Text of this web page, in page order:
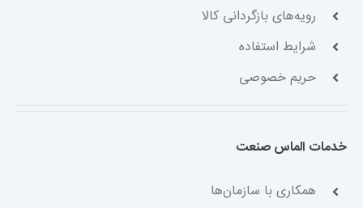
خدمات الماس صنعت
همکاری با سازمان‌ها
تماس با ما